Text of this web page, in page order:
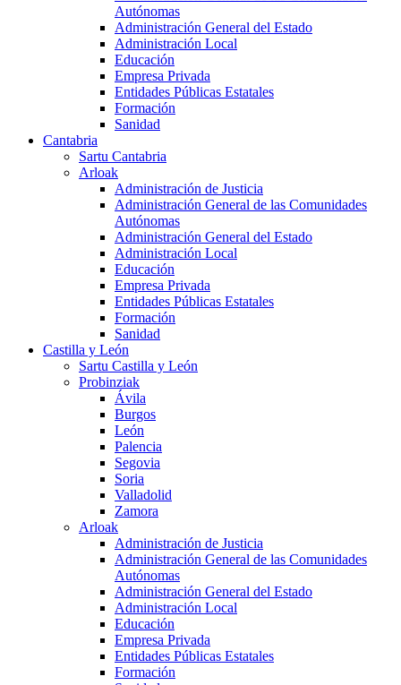
Autónomas
Administración General del Estado
Administración Local
Educación
Empresa Privada
Entidades Públicas Estatales
Formación
Sanidad
Cantabria
Sartu Cantabria
Arloak
Administración de Justicia
Administración General de las Comunidades
Autónomas
Administración General del Estado
Administración Local
Educación
Empresa Privada
Entidades Públicas Estatales
Formación
Sanidad
Castilla y León
Sartu Castilla y León
Probinziak
Ávila
Burgos
León
Palencia
Segovia
Soria
Valladolid
Zamora
Arloak
Administración de Justicia
Administración General de las Comunidades
Autónomas
Administración General del Estado
Administración Local
Educación
Empresa Privada
Entidades Públicas Estatales
Formación